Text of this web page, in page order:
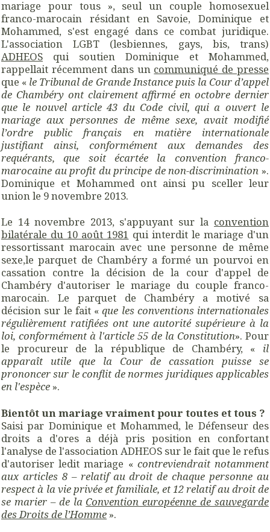
mariage pour tous », seul un couple homosexuel
franco-marocain résidant en Savoie, Dominique et
Mohammed, s'est engagé dans ce combat juridique.
L'association LGBT (lesbiennes, gays, bis, trans)
ADHEOS qui soutien Dominique et Mohammed,
rappellait récemment dans un communiqué de presse
que « le Tribunal de Grande Instance puis la Cour d’appel
de Chambéry ont clairement affirmé en octobre dernier
que le nouvel article 43 du Code civil, qui a ouvert le
mariage aux personnes de même sexe, avait modifié
l’ordre public français en matière internationale
justifiant ainsi, conformément aux demandes des
requérants, que soit écartée la convention franco-
marocaine au profit du principe de non-discrimination ».
Dominique et Mohammed ont ainsi pu sceller leur
union le 9 novembre 2013.
Le 14 novembre 2013, s'appuyant sur la convention
bilatérale du 10 août 1981 qui interdit le mariage d'un
ressortissant marocain avec une personne de même
sexe,le parquet de Chambéry a formé un pourvoi en
cassation contre la décision de la cour d'appel de
Chambéry d'autoriser le mariage du couple franco-
marocain. Le parquet de Chambéry a motivé sa
décision sur le fait «que les conventions internationales
régulièrement ratifiées ont une autorité supérieure à la
loi, conformément à l'article 55 de la Constitution». Pour
le procureur de la république de Chambéry, « il
apparaît utile que la Cour de cassation puisse se
prononcer sur le conflit de normes juridiques applicables
en l'espèce».
Bientôt un mariage vraiment pour toutes et tous ?
Saisi par Dominique et Mohammed, le Défenseur des
droits a d'ores a déjà pris position en confortant
l'analyse de l'association ADHEOS sur le fait que le refus
d'autoriser ledit mariage «contreviendrait notamment
aux articles 8 – relatif au droit de chaque personne au
respect à la vie privée et familiale, et 12 relatif au droit de
se marier – de la Convention européenne de sauvegarde
des Droits de l’Homme».